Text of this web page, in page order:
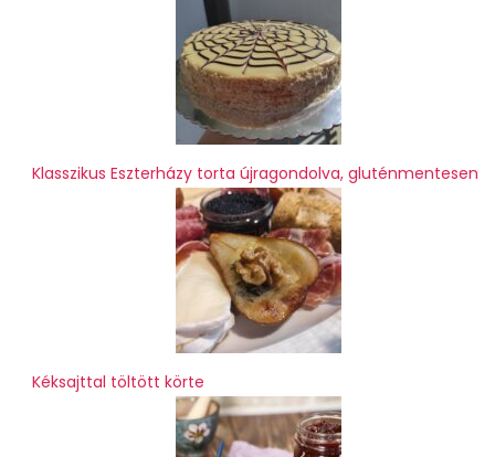
Klasszikus Eszterházy torta újragondolva, gluténmentesen
Kéksajttal töltött körte